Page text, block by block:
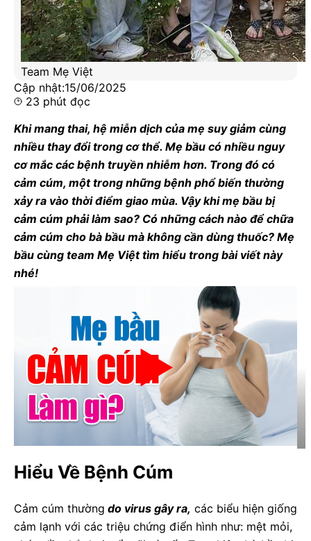
Team Mẹ Việt
Cập nhật:15/06/2025
23 phút đọc
Khi mang thai, hệ miễn dịch của mẹ suy giảm cùng
nhiều thay đổi trong cơ thể. Mẹ bầu có nhiều nguy
cơ mắc các bệnh truyền nhiễm hơn. Trong đó có
cảm cúm, một trong những bệnh phổ biến thường
xảy ra vào thời điểm giao mùa. Vậy khi mẹ bầu bị
cảm cúm phải làm sao? Có những cách nào để chữa
cảm cúm cho bà bầu mà không cần dùng thuốc? Mẹ
bầu cùng team Mẹ Việt tìm hiểu trong bài viết này
nhé!
Hiểu Về Bệnh Cúm
Cảm cúm thường do virus gây ra, các biểu hiện giống
cảm lạnh với các triệu chứng điển hình như: mệt mỏi,